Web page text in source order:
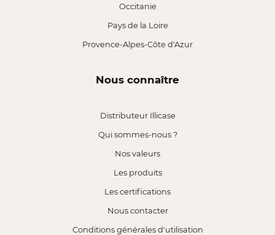
Occitanie
Pays de la Loire
Provence-Alpes-Côte d'Azur
Nous connaître
Distributeur Illicase
Qui sommes-nous ?
Nos valeurs
Les produits
Les certifications
Nous contacter
Conditions générales d'utilisation